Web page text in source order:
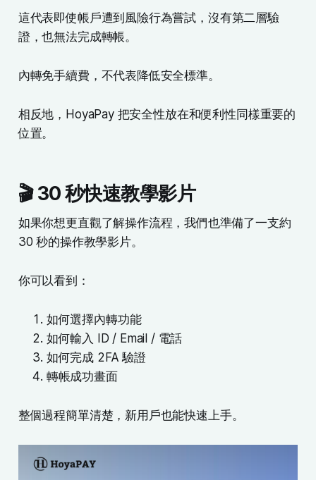
這代表即使帳戶遭到風險行為嘗試，沒有第二層驗
證，也無法完成轉帳。
內轉免手續費，不代表降低安全標準。
相反地，HoyaPay 把安全性放在和便利性同樣重要的
位置。
🎬 30 秒快速教學影片
如果你想更直觀了解操作流程，我們也準備了一支約
30 秒的操作教學影片。
你可以看到：
如何選擇內轉功能
如何輸入 ID / Email / 電話
如何完成 2FA 驗證
轉帳成功畫面
整個過程簡單清楚，新用戶也能快速上手。